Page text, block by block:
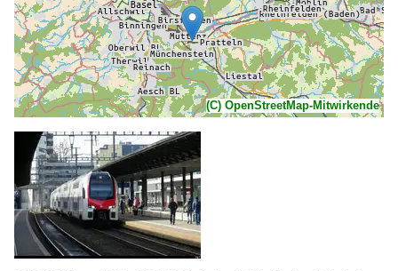
(C) OpenStreetMap-Mitwirkende